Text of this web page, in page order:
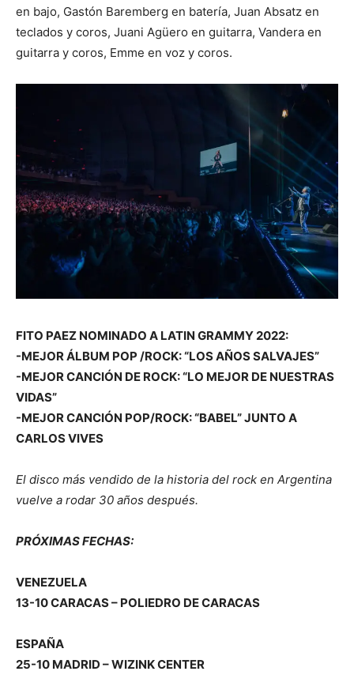
en bajo, Gastón Baremberg en batería, Juan Absatz en
teclados y coros, Juani Agüero en guitarra, Vandera en
guitarra y coros, Emme en voz y coros.
FITO PAEZ NOMINADO A LATIN GRAMMY 2022:
-MEJOR ÁLBUM POP /ROCK: “LOS AÑOS SALVAJES”
-MEJOR CANCIÓN DE ROCK: “LO MEJOR DE NUESTRAS
VIDAS”
-MEJOR CANCIÓN POP/ROCK: “BABEL” JUNTO A
CARLOS VIVES
El disco más vendido de la historia del rock en Argentina
vuelve a rodar 30 años después.
PRÓXIMAS FECHAS:
VENEZUELA
13-10 CARACAS – POLIEDRO DE CARACAS
ESPAÑA
25-10 MADRID – WIZINK CENTER